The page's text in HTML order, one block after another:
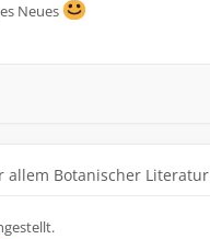
Neues
allem Botanischer Literatur